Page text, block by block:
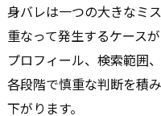
身バレは一つの大きなミ
重なって発生するケースが
プロフィール、検索範囲
各段階で慎重な判断を積
下がります。